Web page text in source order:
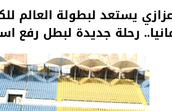
يستعد لبطولة العالم
رحلة جديدة لبطل رفع